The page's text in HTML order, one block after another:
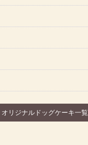
オリジナルドッグケーキ一覧